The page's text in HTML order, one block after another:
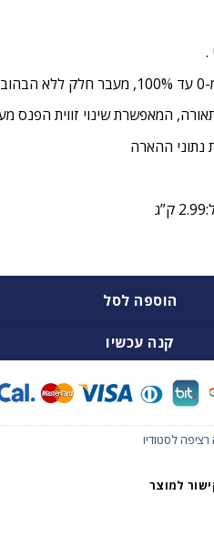
.
המאפשרת שינוי זווית הפנס
הוספה לסל
קנה עכשיו
לסטודיו
למוצר